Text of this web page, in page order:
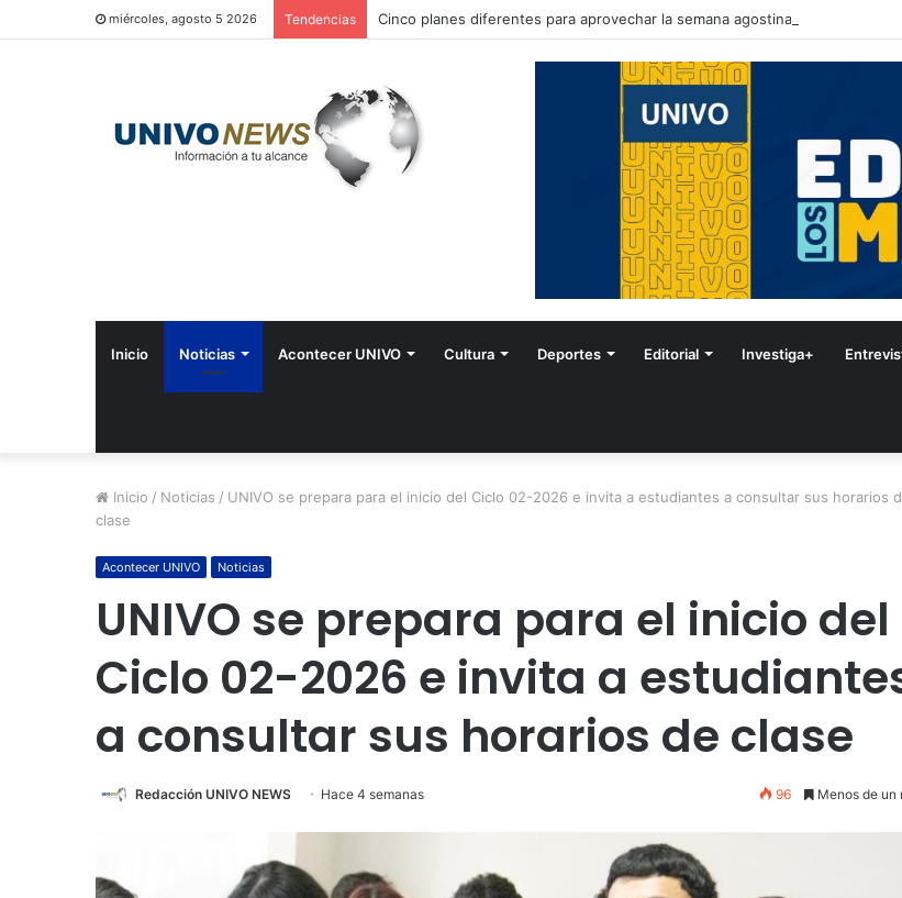
miércoles, agosto 5 2026 Tendencias Cinco planes diferentes para aprovechar la semana agostina
Inicio Noticias Acontecer UNIVO Cultura Deportes Editorial Investiga+
Inicio / Noticias / UNIVO se prepara para el inicio del Ciclo 02-2026 e invita a estudiantes a consultar sus horarios
clase
Acontecer UNIVO Noticias
UNIVO se prepara para el inicio del
Ciclo 02-2026 e invita a
a consultar sus horarios de clase
Redacción UNIVO NEWS Hace 4 semanas 96 Menos de un